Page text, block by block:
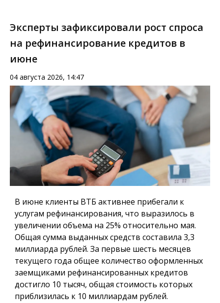
Эксперты зафиксировали рост спроса
на рефинансирование кредитов в
июне
04 августа 2026, 14:47
В июне клиенты ВТБ активнее прибегали к
услугам рефинансирования, что выразилось в
увеличении объема на 25% относительно мая.
Общая сумма выданных средств составила 3,3
миллиарда рублей. За первые шесть месяцев
текущего года общее количество оформленных
заемщиками рефинансированных кредитов
достигло 10 тысяч, общая стоимость которых
приблизилась к 10 миллиардам рублей.